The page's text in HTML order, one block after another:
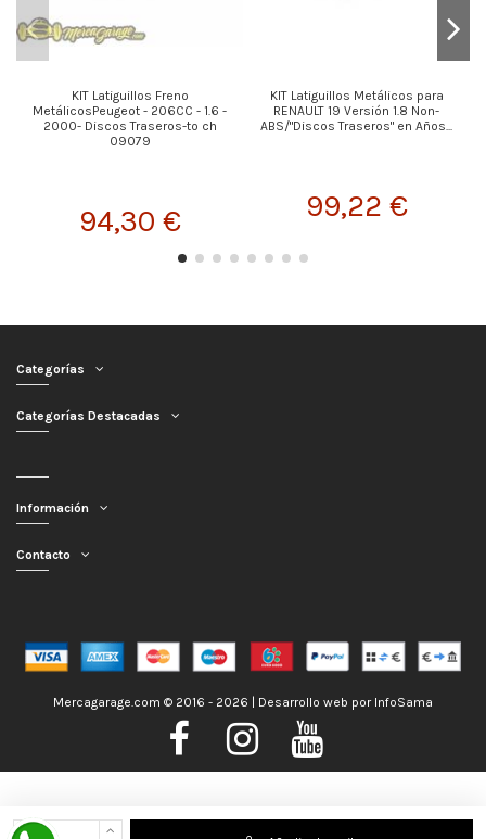
Nos encontramos de Vacaciones, no obstante los pedidos hechos se
KIT Latiguillos Freno
MetálicosPeugeot - 206CC - 1.6 -
2000- Discos Traseros-to ch
09079
94,30 €
KIT Latiguillos Metálicos para
RENAULT 19 Versión 1.8 Non-
ABS/"Discos Traseros" en Años...
99,22 €
Categorías
Categorías Destacadas
Información
Contacto
Mercagarage.com © 2016 - 2026 | Desarrollo web por InfoSama